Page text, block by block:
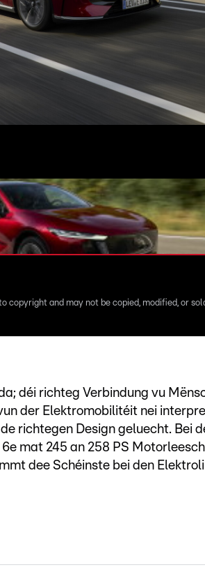
copyright and may not be copied, modified, or
déi richteg Verbindung vu
der Elektromobilitéit nei
richtegen Design geluecht. Bei
mat 245 an 258 PS
dee Schéinste bei den